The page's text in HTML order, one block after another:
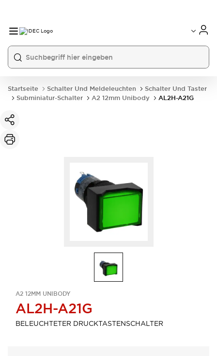
Startseite Schalter Und Meldeleuchten
Schalter Und Taster
Subminiatur-Schalter
A2 12mm Unibody AL2H-A21G
A2 12MM UNIBODY
AL2H-A21G
BELEUCHTETER DRUCKTASTENSCHALTER